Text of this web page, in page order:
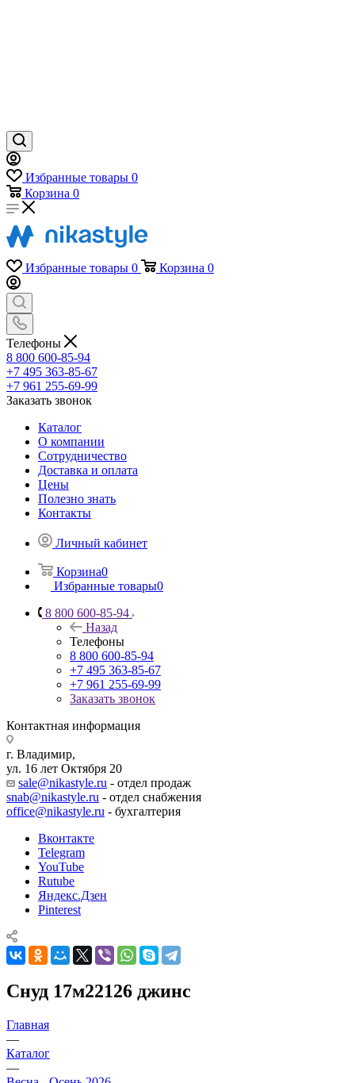
Избранные товары 0
Корзина 0
Избранные товары 0 Корзина 0
Телефоны
8 800 600-85-94
+7 495 363-85-67
+7 961 255-69-99
Заказать звонок
Каталог
О компании
Сотрудничество
Доставка и оплата
Цены
Полезно знать
Контакты
Личный кабинет
Корзина0
Избранные товары0
8 800 600-85-94
Назад
Телефоны
8 800 600-85-94
+7 495 363-85-67
+7 961 255-69-99
Заказать звонок
Контактная информация
г. Владимир,
ул. 16 лет Октября 20
sale@nikastyle.ru - отдел продаж
snab@nikastyle.ru - отдел снабжения
office@nikastyle.ru - бухгалтерия
Вконтакте
Telegram
YouTube
Rutube
Яндекс.Дзен
Pinterest
Снуд 17м22126 джинс
Главная
—
Каталог
—